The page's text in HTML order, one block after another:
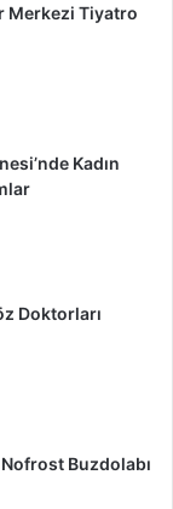
Merkezi Tiyatro
Kadın
Doktorları
Nofrost Buzdolabı